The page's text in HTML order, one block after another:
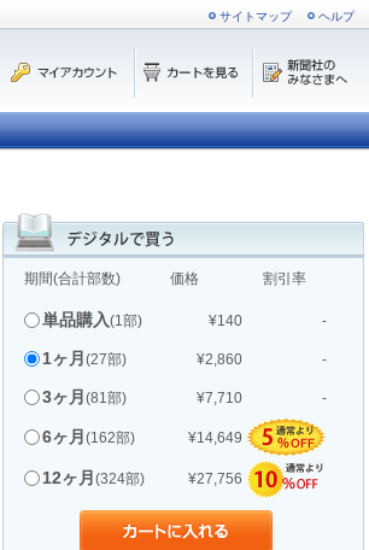
サイトマップ ヘルプ
期間(合計部数) 価格 割引率
単品購入(1部) ¥140 -
1ヶ月 (27部) ¥2,860 -
3ヶ月 (81部) ¥7,710 -
6ヶ月 (162部) ¥14,649
12ヶ月 (324部) ¥27,756